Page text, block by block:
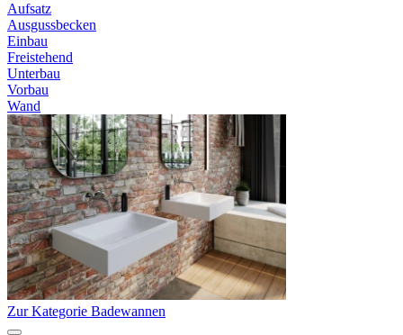
Aufsatz
Ausgussbecken
Einbau
Freistehend
Unterbau
Vorbau
Wand
Zur Kategorie Badewannen